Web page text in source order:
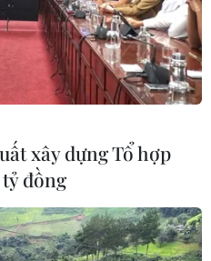
y tế
bệnh y
chặt chi
y tế
xây dựng Tổ hợp
đồng